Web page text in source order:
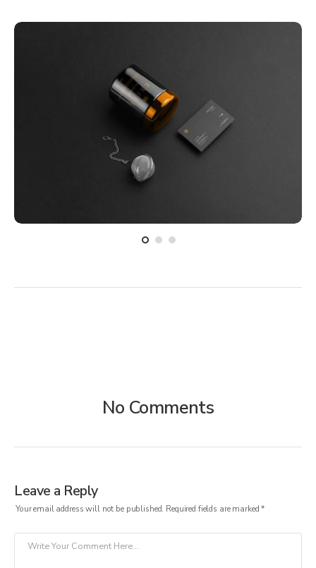
No Comments
Leave a Reply
Your email address will not be published. Required fields are marked*